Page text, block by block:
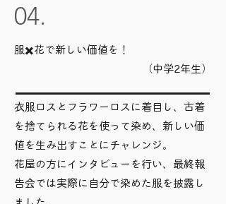
04.
服✖️花で新しい価値を！
（中学2年生）
衣服ロスとフラワーロスに着目し、古着
を捨てられる花を使って染め、新しい価
値を生み出すことにチャレンジ。
花屋の方にインタビューを行い、最終報
告会では実際に自分で染めた服を披露し